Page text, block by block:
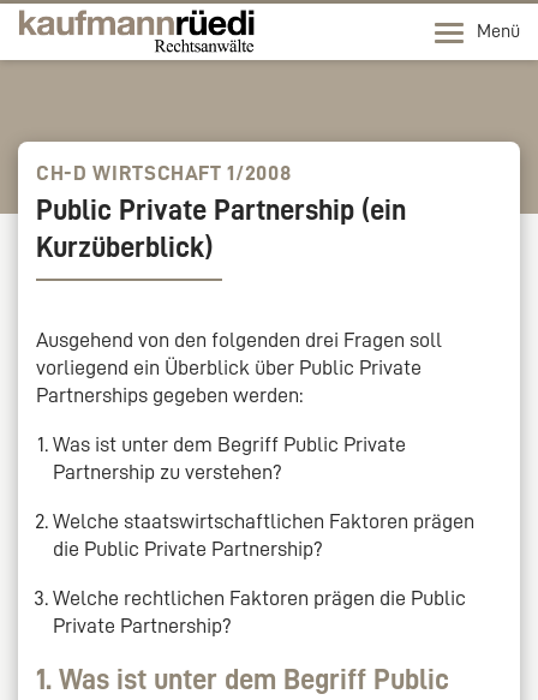
Menü
CH-D WIRTSCHAFT 1/2008
Public Private Partnership (ein
Kurzüberblick)
Ausgehend von den folgenden drei Fragen soll
vorliegend ein Überblick über Public Private
Partnerships gegeben werden:
Was ist unter dem Begriff Public Private
Partnership zu verstehen?
Welche staatswirtschaftlichen Faktoren prägen
die Public Private Partnership?
Welche rechtlichen Faktoren prägen die Public
Private Partnership?
1. Was ist unter dem Begriff Public